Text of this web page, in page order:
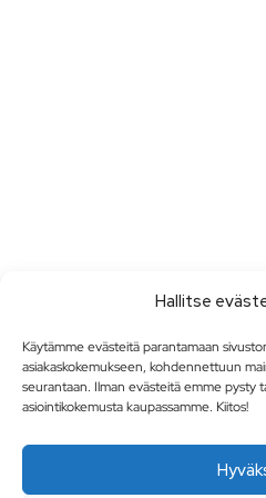
Hallitse
Käytämme evästeitä parantamaan
asiakaskokemukseen, kohdennettuun
seurantaan. Ilman evästeitä emme pysty
asiointikokemusta kaupassamme. Kiitos!